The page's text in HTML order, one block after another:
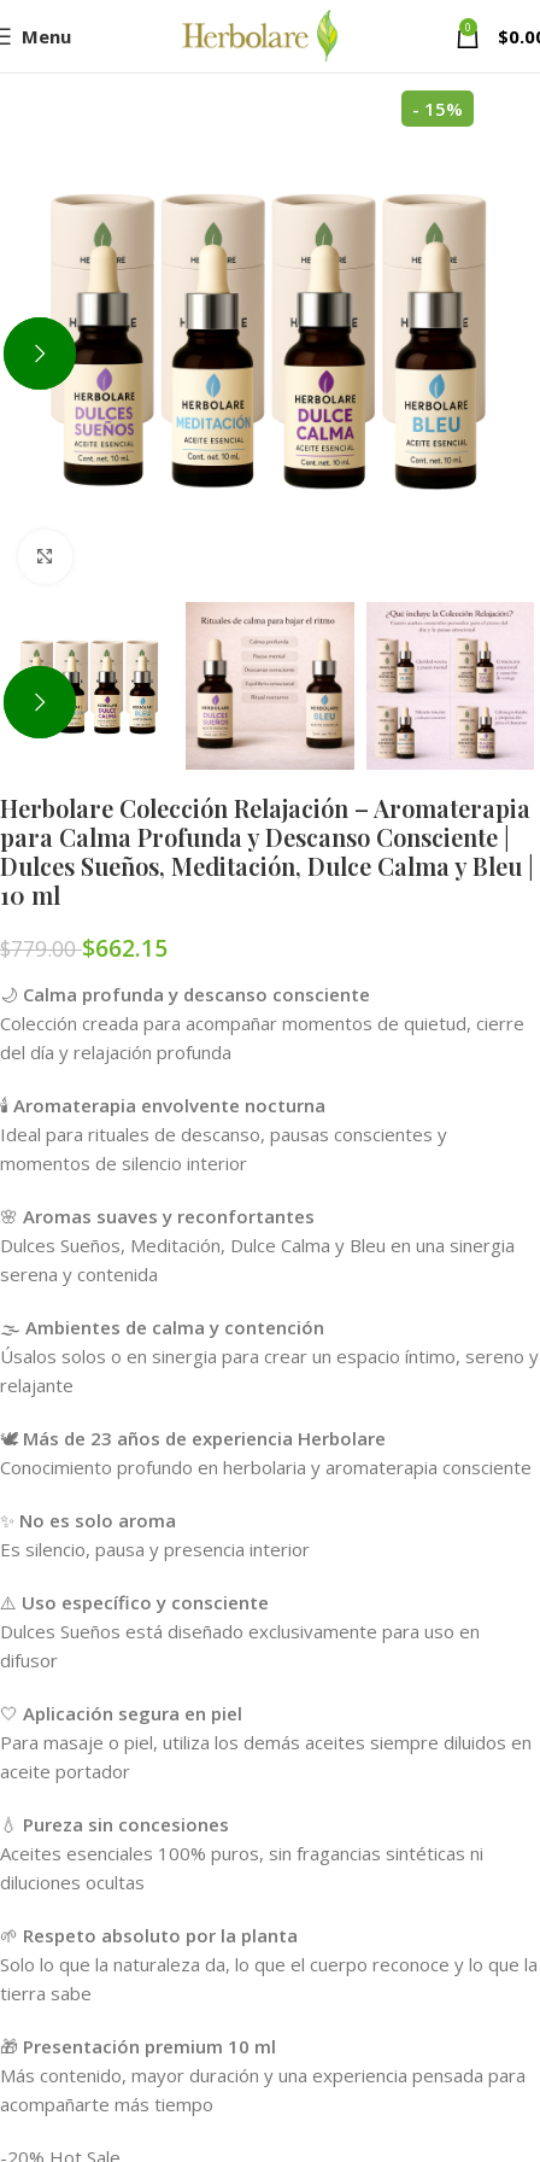
Menu 0 $
- 15%
Herbolare Colección Relajación – Aromaterapia
para Calma Profunda y Descanso Consciente |
Dulces Sueños, Meditación, Dulce Calma y Bleu |
10 ml
$779.00 $662.15
🌙 Calma profunda y descanso consciente
Colección creada para acompañar momentos de quietud, cierre
del día y relajación profunda
🕯️ Aromaterapia envolvente nocturna
Ideal para rituales de descanso, pausas conscientes y
momentos de silencio interior
🌸 Aromas suaves y reconfortantes
Dulces Sueños, Meditación, Dulce Calma y Bleu en una sinergia
serena y contenida
🌫️ Ambientes de calma y contención
Úsalos solos o en sinergia para crear un espacio íntimo, sereno y
relajante
🕊️ Más de 23 años de experiencia Herbolare
Conocimiento profundo en herbolaria y aromaterapia consciente
✨ No es solo aroma
Es silencio, pausa y presencia interior
⚠️ Uso específico y consciente
Dulces Sueños está diseñado exclusivamente para uso en
difusor
🤍 Aplicación segura en piel
Para masaje o piel, utiliza los demás aceites siempre diluidos en
aceite portador
💧 Pureza sin concesiones
Aceites esenciales 100% puros, sin fragancias sintéticas ni
diluciones ocultas
🌱 Respeto absoluto por la planta
Solo lo que la naturaleza da, lo que el cuerpo reconoce y lo que la
tierra sabe
🎁 Presentación premium 10 ml
Más contenido, mayor duración y una experiencia pensada para
acompañarte más tiempo